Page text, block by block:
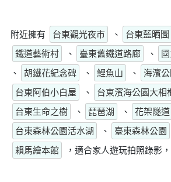
附近擁有 台東觀光夜市 、 台東藍晒圖
鐵道藝術村
、 臺東舊鐵道路廊 、
、
胡鐵花紀念碑 、 鯉魚山 、 海濱公
台東阿伯小白屋
、 台東濱海公園大相
台東生命之樹
、 琵琶湖 、 花架隧道
台東森林公園活水湖
、 臺東森林公園
賴馬繪本館
，適合家人遊玩拍照錄影